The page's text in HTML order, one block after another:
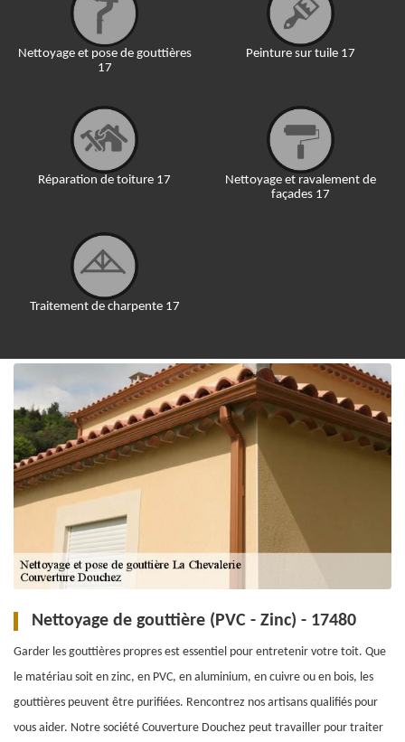
Nettoyage et pose de gouttières
17
Réparation de toiture 17
Traitement de charpente 17
Peinture sur tuile 17
Nettoyage et ravalement de
façades 17
Nettoyage de gouttière (PVC - Zinc) - 17480
Garder les gouttières propres est essentiel pour entretenir votre toit. Que
le matériau soit en zinc, en PVC, en aluminium, en cuivre ou en bois, les
gouttières peuvent être purifiées. Rencontrez nos artisans qualifiés pour
vous aider. Notre société Couverture Douchez peut travailler pour traiter